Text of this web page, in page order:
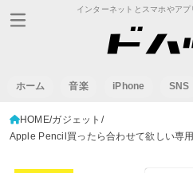
インターネットとスマホやアプ
ホーム 音楽 iPhone SNS
HOME ガジェット
Apple Pencil買ったら合わせて欲しい専